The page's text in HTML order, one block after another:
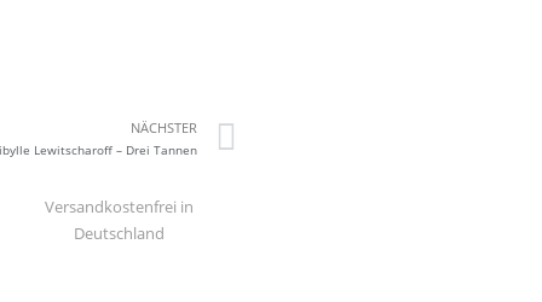
NÄCHSTER
Lewitscharoff – Drei Tannen
Versandkostenfrei in
Deutschland